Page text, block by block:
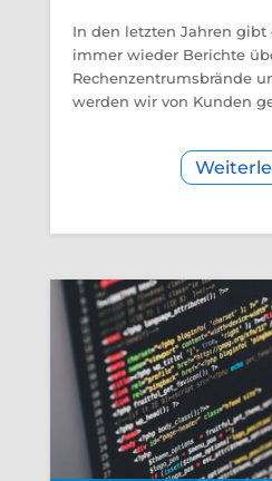
In den letzten Jahren gibt
immer wieder Berichte
Rechenzentrumsbrände
werden wir von Kunden